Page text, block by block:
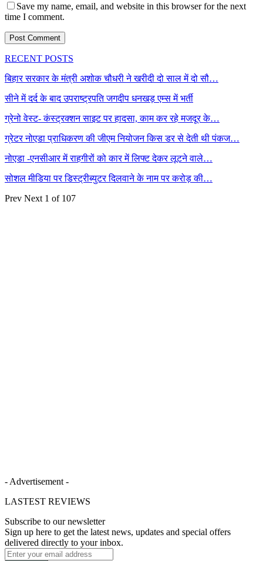
Save my name, email, and website in this browser for the next
time I comment.
RECENT POSTS
बिहार सरकार के मंत्री अशोक चौधरी ने खरीदी दो साल में दो सौ…
सीने में दर्द के बाद उपराष्ट्रपति जगदीप धनखड़ एम्स में भर्ती
ग्रेनो वेस्ट- कंस्ट्रक्शन साइट पर हादसा, काम कर रहे मजदूर के…
ग्रेटर नोएडा प्राधिकरण की जीएम नियोजन किस डर से देती थी पंकज…
नोएडा -एनसीआर में राहगीरों को कार में लिफ्ट देकर लूटने वाले…
सोशल मीडिया पर डिस्ट्रीब्युटर दिलवाने के नाम पर करोड़ की…
Prev Next 1 of 107
- Advertisement -
LASTEST REVIEWS
Subscribe to our newsletter
Sign up here to get the latest news, updates and special offers
delivered directly to your inbox.